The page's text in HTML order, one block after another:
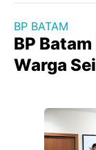
BP BATAM
BP
Warga